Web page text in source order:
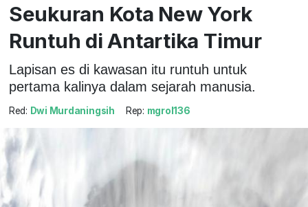
Seukuran Kota New York
Runtuh di Antartika Timur
Lapisan es di kawasan itu runtuh untuk
pertama kalinya dalam sejarah manusia.
Red: Dwi Murdaningsih Rep: mgrol136